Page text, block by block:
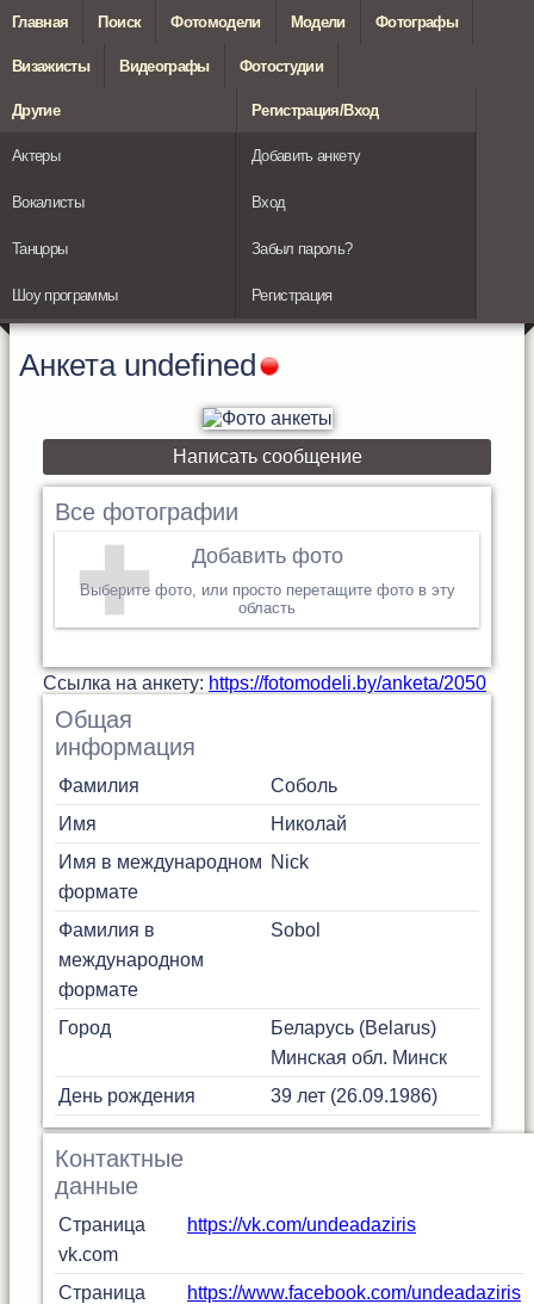
Главная Поиск Фотомодели Модели Фотографы
Визажисты Видеографы Фотостудии
Другие
Актеры
Вокалисты
Танцоры
Шоу программы
Регистрация/Вход
Добавить анкету
Вход
Забыл пароль?
Регистрация
Анкета undefined
Написать сообщение
Все фотографии
Добавить фото
Выберите фото, или просто перетащите фото в эту
область
Cсылка на анкету: https://fotomodeli.by/anketa/2050
Общая
информация
Фамилия
Соболь
Имя
Николай
Имя в международном
формате
Nick
Фамилия в
международном
формате
Sobol
Город
Беларусь (Belarus)
Минская обл. Минск
День рождения
39 лет (26.09.1986)
Контактные
данные
Страница
vk.com
https://vk.com/undeadaziris
Страница
https://www.facebook.com/undeadaziris